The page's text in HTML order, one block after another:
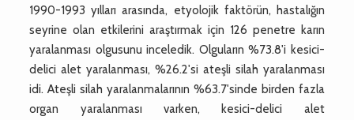
1990-1993 yılları arasında, etyolojik faktörün, hastalığın
seyrine olan etkilerini araştırmak için 126 penetre karın
yaralanması olgusunu inceledik. Olguların %73.8'i kesici-
delici alet yaralanması, %26.2'si ateşli silah yaralanması
idi. Ateşli silah yaralanmalarının %63.7'sinde birden fazla
organ yaralanması varken, kesici-delici alet